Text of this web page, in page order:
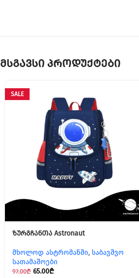
მსგავსი პროდუქტები
SALE
ზურგჩანთა Astronaut
მხოლოდ ასტრომანში, საბავშვო
სათამაშოები
97.00₾ 65.00₾